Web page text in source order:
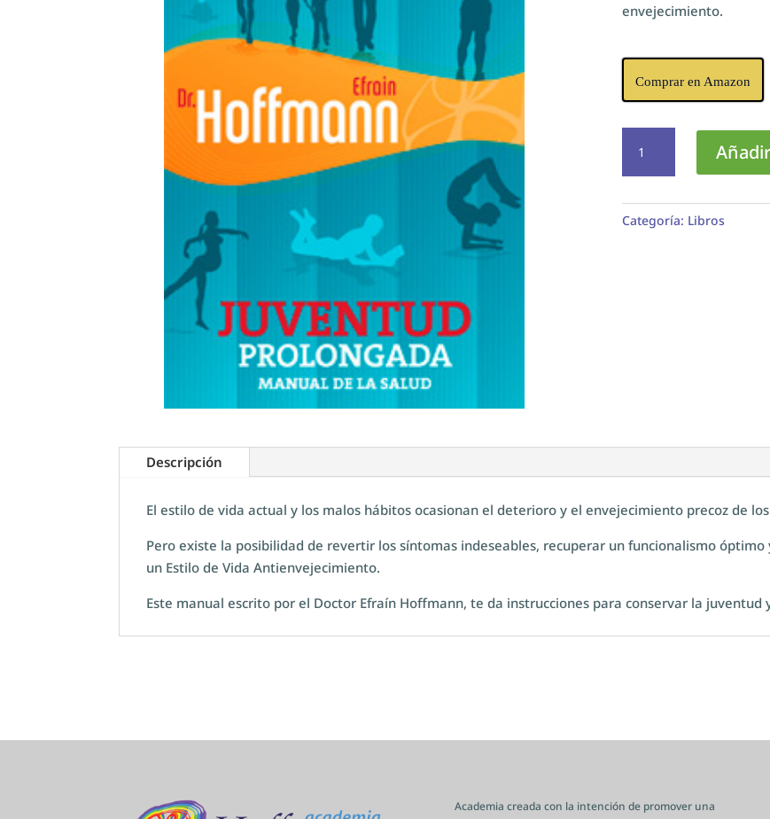
envejecimiento.
Comprar en Amazon
Prolongada
cantidad
Categoría: Libros
Descripción
El estilo de vida actual y los malos hábitos ocasionan el deterioro y el envejecimiento precoz de
Pero existe la posibilidad de revertir los síntomas indeseables, recuperar un funcionalismo
un Estilo de Vida Antienvejecimiento.
Este manual escrito por el Doctor Efraín Hoffmann, te da instrucciones para conservar la
Academia creada con la intención de promover una